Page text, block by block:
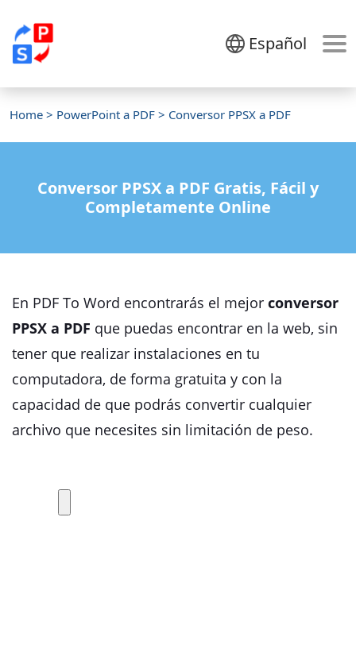
Español
Home > PowerPoint a PDF > Conversor PPSX a PDF
Conversor PPSX a PDF Gratis, Fácil y
Completamente Online
En PDF To Word encontrarás el mejor conversor
PPSX a PDF que puedas encontrar en la web, sin
tener que realizar instalaciones en tu
computadora, de forma gratuita y con la
capacidad de que podrás convertir cualquier
archivo que necesites sin limitación de peso.